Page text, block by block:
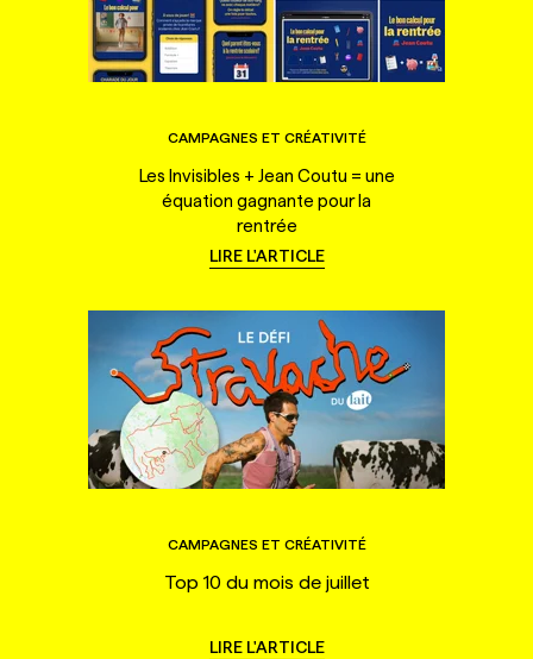
CAMPAGNES ET CRÉATIVITÉ
Les Invisibles + Jean Coutu = une
équation gagnante pour la
rentrée
LIRE L'ARTICLE
CAMPAGNES ET CRÉATIVITÉ
Top 10 du mois de juillet
LIRE L'ARTICLE